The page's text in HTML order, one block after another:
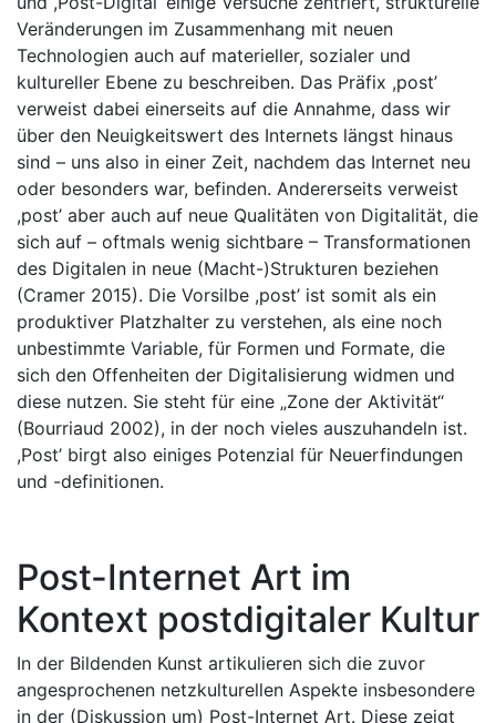
Veränderungen im Zusammenhang mit neuen
Technologien auch auf materieller, sozialer und
kultureller Ebene zu beschreiben. Das Präfix ,post’
verweist dabei einerseits auf die Annahme, dass wir
über den Neuigkeitswert des Internets längst hinaus
sind – uns also in einer Zeit, nachdem das Internet neu
oder besonders war, befinden. Andererseits verweist
,post’ aber auch auf neue Qualitäten von Digitalität, die
sich auf – oftmals wenig sichtbare – Transformationen
des Digitalen in neue (Macht-)Strukturen beziehen
(Cramer 2015). Die Vorsilbe ,post’ ist somit als ein
produktiver Platzhalter zu verstehen, als eine noch
unbestimmte Variable, für Formen und Formate, die
sich den Offenheiten der Digitalisierung widmen und
diese nutzen. Sie steht für eine „Zone der Aktivität“
(Bourriaud 2002), in der noch vieles auszuhandeln ist.
,Post’ birgt also einiges Potenzial für Neuerfindungen
und -definitionen.
Post-Internet Art im
Kontext postdigitaler Kultur
In der Bildenden Kunst artikulieren sich die zuvor
angesprochenen netzkulturellen Aspekte insbesondere
in der (Diskussion um) Post-Internet Art. Diese zeigt